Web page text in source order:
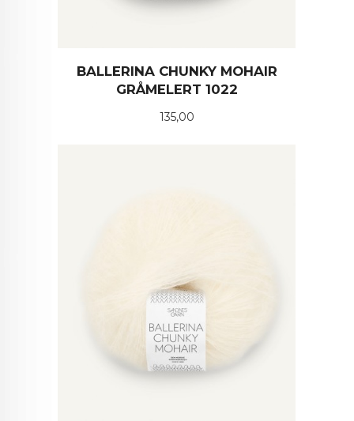
BALLERINA CHUNKY MOHAIR
GRÅMELERT 1022
Pris
135,00